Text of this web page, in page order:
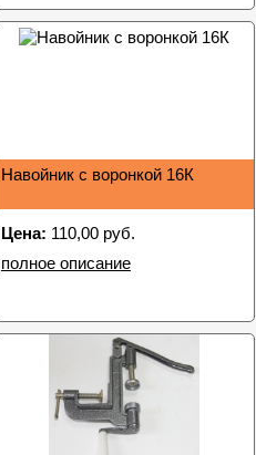
Навойник с воронкой 16К
Цена: 110,00 руб.
полное описание